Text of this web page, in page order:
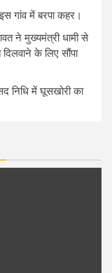
गांव में बरपा कहर।
ने मुख्यमंत्री धामी से
के लिए सौंपा
निधि में घूसखोरी का